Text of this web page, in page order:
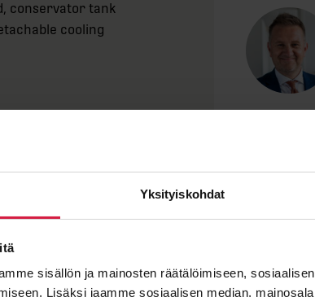
Yksityiskohdat
sisällön ja mainosten räätälöimiseen,
Lisäksi jaamme sosiaalisen median,
conservator tank
cooling
V
changer
Last name